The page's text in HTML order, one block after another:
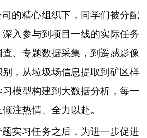
的精心组织下，同学们被分配
入参与到项目一线的实际任务
、专题数据采集，到遥感影像
别，从垃圾场信息提取到矿区样
模型构建到大数据分析，每一
注热情、全力以赴。
实习任务之后，为进一步促进